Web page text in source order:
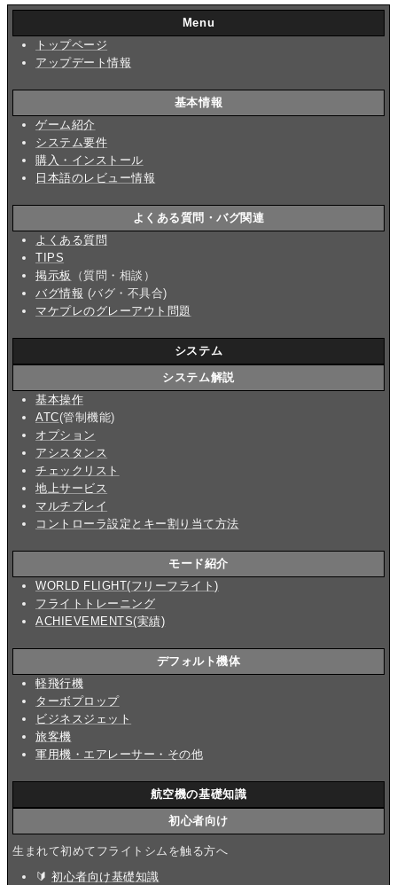
Menu
トップページ
アップデート情報
基本情報
ゲーム紹介
システム要件
購入・インストール
日本語のレビュー情報
よくある質問・バグ関連
よくある質問
TIPS
掲示板
（質問・相談）
バグ情報 (バグ・不具合)
マケプレのグレーアウト問題
システム
システム解説
基本操作
ATC(管制機能)
オプション
アシスタンス
チェックリスト
地上サービス
マルチプレイ
コントローラ設定とキー割り当て方法
モード紹介
WORLD FLIGHT(フリーフライト)
フライトトレーニング
ACHIEVEMENTS(実績)
デフォルト機体
軽飛行機
ターボプロップ
ビジネスジェット
旅客機
軍用機・エアレーサー・その他
航空機の基礎知識
初心者向け
生まれて初めてフライトシムを触る方へ
🔰初心者向け基礎知識